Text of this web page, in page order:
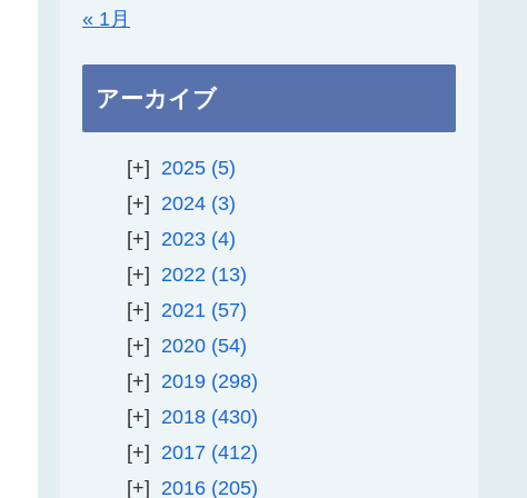
« 1月
アーカイブ
2025 5
2024 3
2023 4
2022
13
2021
57
2020 54
2019 298
2018 430
2017 412
2016 205